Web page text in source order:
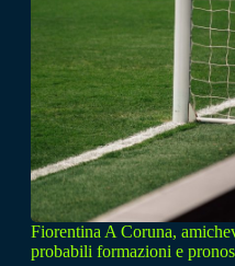
Fiorentina A Coruna,
probabili formazioni e